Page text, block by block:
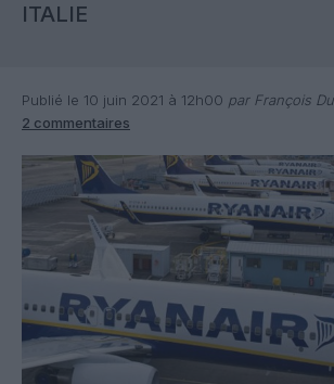
ITALIE
Publié le 10 juin 2021 à 12h00 par François
2 commentaires